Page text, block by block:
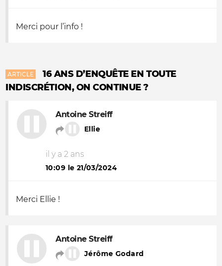
Merci pour l’info !
ARTICLE
16 ANS D’ENQUÊTE EN TOUTE
INDISCRÉTION, ON CONTINUE ?
Antoine Streiff
Ellie
il y a 2 ans
10:09 le 21/03/2024
Merci Ellie !
Antoine Streiff
Jérôme Godard